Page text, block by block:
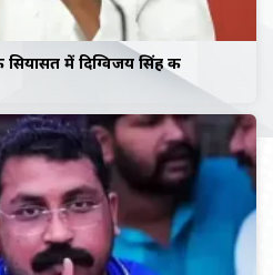
में दिग्विजय सिंह की